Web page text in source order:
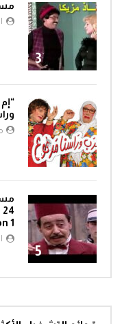
3
4
5
1